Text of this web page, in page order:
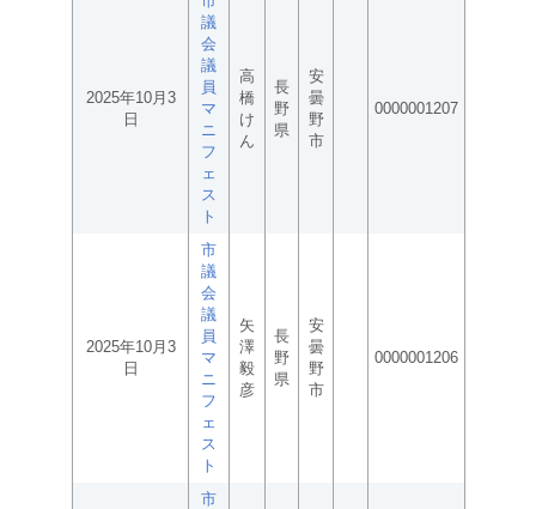
2025年10月3
日
議
会
議
員
マ
ニ
フ
ェ
ス
ト
高
橋
け
ん
長
野
県
安
曇
野
市
0000001207
2025年10月3
日
市
議
会
議
員
マ
ニ
フ
ェ
ス
ト
矢
澤
毅
彦
長
野
県
安
曇
野
市
0000001206
市